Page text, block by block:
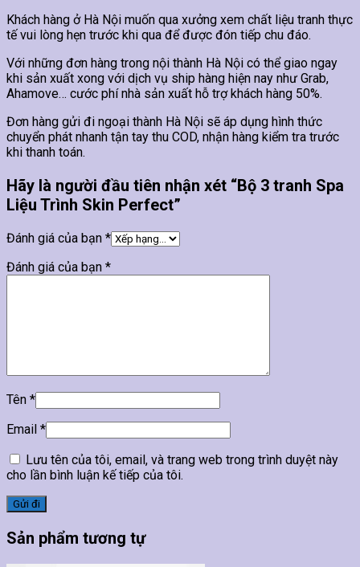
Khách hàng ở Hà Nội muốn qua xưởng xem chất liệu tranh thực
tế vui lòng hẹn trước khi qua để được đón tiếp chu đáo.
Với những đơn hàng trong nội thành Hà Nội có thể giao ngay
khi sản xuất xong với dịch vụ ship hàng hiện nay như Grab,
Ahamove… cước phí nhà sản xuất hỗ trợ khách hàng 50%.
Đơn hàng gửi đi ngoại thành Hà Nội sẽ áp dụng hình thức
chuyển phát nhanh tận tay thu COD, nhận hàng kiểm tra trước
khi thanh toán.
Hãy là người đầu tiên nhận xét “Bộ 3 tranh Spa
Liệu Trình Skin Perfect”
Đánh giá của bạn *
Đánh giá của bạn *
Tên *
Email *
Lưu tên của tôi, email, và trang web trong trình duyệt này
cho lần bình luận kế tiếp của tôi.
Sản phẩm tương tự